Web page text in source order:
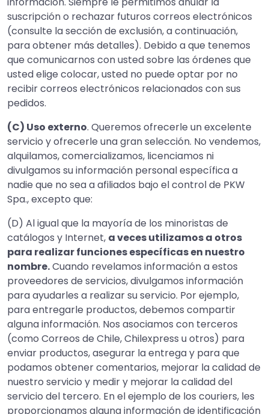
suscripción o rechazar futuros correos electrónicos
(consulte la sección de exclusión, a continuación,
para obtener más detalles). Debido a que tenemos
que comunicarnos con usted sobre las órdenes que
usted elige colocar, usted no puede optar por no
recibir correos electrónicos relacionados con sus
pedidos.
(C) Uso externo. Queremos ofrecerle un excelente
servicio y ofrecerle una gran selección. No vendemos,
alquilamos, comercializamos, licenciamos ni
divulgamos su información personal específica a
nadie que no sea a afiliados bajo el control de PKW
Spa., excepto que:
(D) Al igual que la mayoría de los minoristas de
catálogos y Internet, a veces utilizamos a otros
para realizar funciones específicas en nuestro
nombre.Cuando revelamos información a estos
proveedores de servicios, divulgamos información
para ayudarles a realizar su servicio. Por ejemplo,
para entregarle productos, debemos compartir
alguna información. Nos asociamos con terceros
(como Correos de Chile, Chilexpress u otros) para
enviar productos, asegurar la entrega y para que
podamos obtener comentarios, mejorar la calidad de
nuestro servicio y medir y mejorar la calidad del
servicio del tercero. En el ejemplo de los couriers, les
proporcionamos alguna información de identificación